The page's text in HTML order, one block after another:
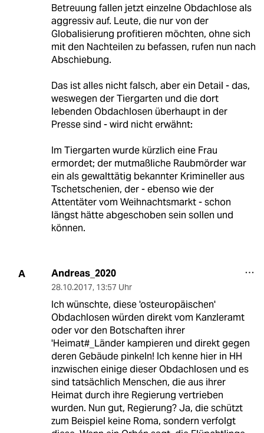
Betreuung fallen jetzt einzelne Obdachlose als
aggressiv auf. Leute, die nur von der
Globalisierung profitieren möchten, ohne sich
mit den Nachteilen zu befassen, rufen nun nach
Abschiebung.
Das ist alles nicht falsch, aber ein Detail - das,
weswegen der Tiergarten und die dort
lebenden Obdachlosen überhaupt in der
Presse sind - wird nicht erwähnt:
Im Tiergarten wurde kürzlich eine Frau
ermordet; der mutmaßliche Raubmörder war
ein als gewalttätig bekannter Krimineller aus
Tschetschenien, der - ebenso wie der
Attentäter vom Weihnachtsmarkt - schon
längst hätte abgeschoben sein sollen und
können.
A Andreas_2020
28.10.2017, 13:57 Uhr
Ich wünschte, diese 'osteuropäischen'
Obdachlosen würden direkt vom Kanzleramt
oder vor den Botschaften ihrer
'Heimat#_Länder kampieren und direkt gegen
deren Gebäude pinkeln! Ich kenne hier in HH
inzwischen einige dieser Obdachlosen und es
sind tatsächlich Menschen, die aus ihrer
Heimat durch ihre Regierung vertrieben
wurden. Nun gut, Regierung? Ja, die schützt
zum Beispiel keine Roma, sondern verfolgt